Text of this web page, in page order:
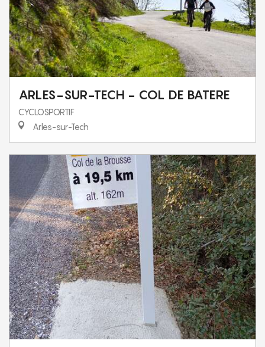
ARLES-SUR-TECH - COL DE BATERE
CYCLOSPORTIF
Arles-sur-Tech